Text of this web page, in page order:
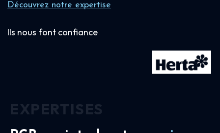
Découvrez notre expertise
Ils nous font confiance
EXPERTISES